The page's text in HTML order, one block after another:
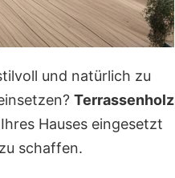
und natürlich zu
Terrassenholz
Hauses eingesetzt
schaffen.